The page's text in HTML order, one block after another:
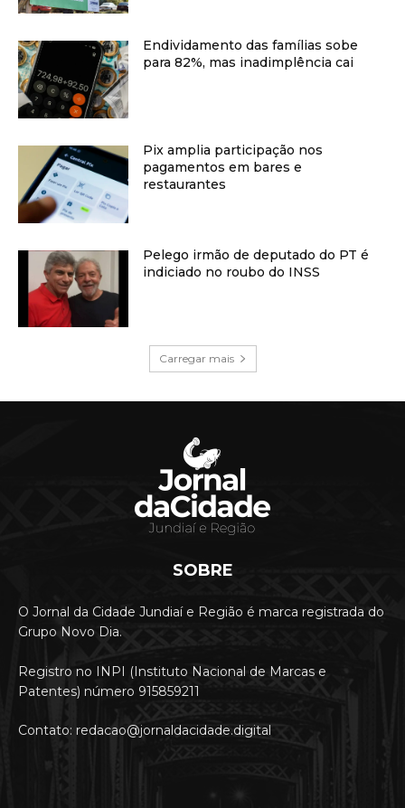
Endividamento das famílias sobe
para 82%, mas inadimplência cai
Pix amplia participação nos
pagamentos em bares e
restaurantes
Pelego irmão de deputado do PT é
indiciado no roubo do INSS
Carregar mais
SOBRE
O Jornal da Cidade Jundiaí e Região é marca registrada do
Grupo Novo Dia.
Registro no INPI (Instituto Nacional de Marcas e
Patentes) número 915859211
Contato: redacao@jornaldacidade.digital